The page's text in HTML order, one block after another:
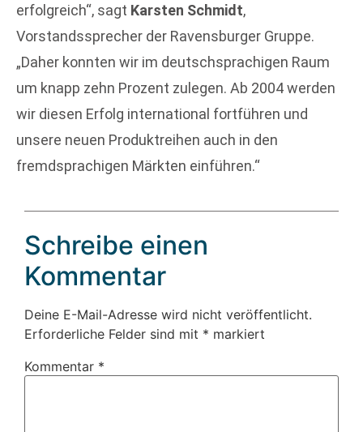
erfolgreich“, sagt Karsten Schmidt,
Vorstandssprecher der Ravensburger Gruppe.
„Daher konnten wir im deutschsprachigen Raum
um knapp zehn Prozent zulegen. Ab 2004 werden
wir diesen Erfolg international fortführen und
unsere neuen Produktreihen auch in den
fremdsprachigen Märkten einführen.“
Schreibe einen
Kommentar
Deine E-Mail-Adresse wird nicht veröffentlicht.
Erforderliche Felder sind mit * markiert
Kommentar *